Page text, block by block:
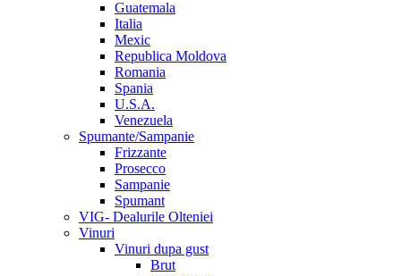
Guatemala
Italia
Mexic
Republica Moldova
Romania
Spania
U.S.A.
Venezuela
Spumante/Sampanie
Frizzante
Prosecco
Sampanie
Spumant
VIG- Dealurile Olteniei
Vinuri
Vinuri dupa gust
Brut